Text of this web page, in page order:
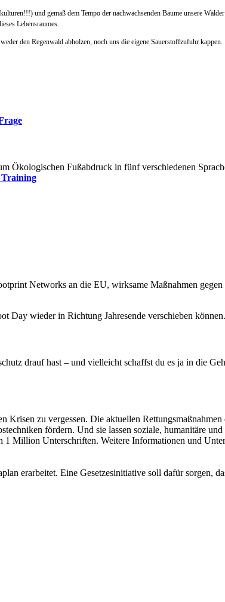
und gemäß dem Tempo der nachwachsenden Bäume unsere
Lebensraumes.
den Regenwald abholzen, noch uns die eigene Sauerstoffzufuhr kappen.
Ökologischen Fußabdruck in fünf verschiedenen
Training
Networks an die EU, wirksame Maßnahmen
Day wieder in Richtung Jahresende verschieben können.
drauf hast – und vielleicht schaffst du es ja in die
zu vergessen. Die aktuellen
fördern. Und sie lassen soziale, humanitäre
Million Unterschriften. Weitere Informationen und
erarbeitet. Eine Gesetzesinitiative soll dafür sorgen,